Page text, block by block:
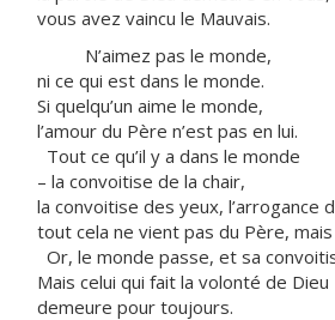
vous avez vaincu le Mauvais.
N’aimez pas le monde,
ni ce qui est dans le monde.
Si quelqu’un aime le monde,
l’amour du Père n’est pas en lui.
Tout ce qu’il y a dans le monde
– la convoitise de la chair,
la convoitise des yeux, l’arrogance
tout cela ne vient pas du Père,
Or, le monde passe, et sa
Mais celui qui fait la volonté de Dieu
demeure pour toujours.